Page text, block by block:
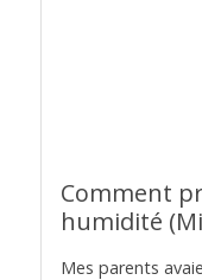
Comment
humidité
Mes parents